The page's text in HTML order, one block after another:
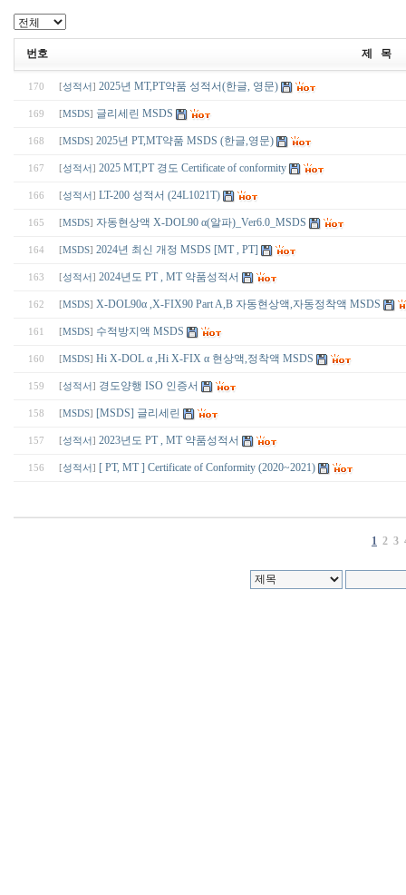
번호 제 목
170 [성적서] 2025년 MT,PT약품 성적서(한글, 영문)
169 [MSDS] 글리세린 MSDS
168 [MSDS] 2025년 PT,MT약품 MSDS (한글,영문)
167 [성적서] 2025 MT,PT 경도 Certificate of conformity
166 [성적서] LT-200 성적서 (24L1021T)
165 [MSDS] 자동현상액 X-DOL90 α(알파)_Ver6.0_MSDS
164 [MSDS] 2024년 최신 개정 MSDS [MT , PT]
163 [성적서] 2024년도 PT , MT 약품성적서
162 [MSDS] X-DOL90α ,X-FIX90 Part A,B 자동현상액,자동정착액 MSDS
161 [MSDS] 수적방지액 MSDS
160 [MSDS] Hi X-DOL α ,Hi X-FIX α 현상액,정착액 MSDS
159 [성적서] 경도양행 ISO 인증서
158 [MSDS] [MSDS] 글리세린
157 [성적서] 2023년도 PT , MT 약품성적서
156 [성적서] [ PT, MT ] Certificate of Conformity (2020~2021)
1 2 3